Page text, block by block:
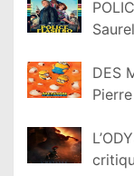
DES